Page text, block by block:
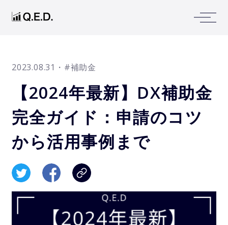
2023.08.31 ・#補助金
【2024年最新】DX補助金
完全ガイド：申請のコツ
から活用事例まで